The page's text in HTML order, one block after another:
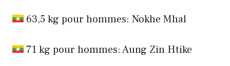
63,5 kg pour hommes: Nokhe Mhal
71 kg pour hommes: Aung Zin Htike